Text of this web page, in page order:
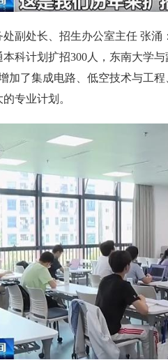
处副处长、招生办公室主任 张
科计划扩招300人，东南大学
加了集成电路、低空技术与工
专业计划。